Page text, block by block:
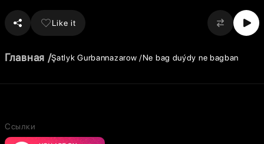
Like it
Главная Şatlyk Gurbannazarow Ne bag duýdy ne bagban
Ссылки